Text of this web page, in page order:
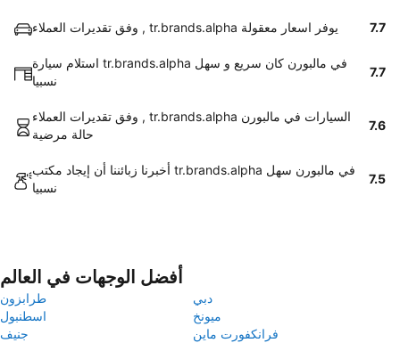
وفق تقديرات العملاء , tr.brands.alpha يوفر اسعار معقولة 7.7
استلام سيارة tr.brands.alpha في مالبورن كان سريع و سهل
نسبيا
7.7
وفق تقديرات العملاء , tr.brands.alpha السيارات في مالبورن
حالة مرضية
7.6
أخبرنا زبائننا أن إيجاد مكتب tr.brands.alpha في مالبورن سهل
نسبيا
7.5
أفضل الوجهات في العالم
طرابزون
دبي
اسطنبول
ميونخ
جنيف
فرانكفورت ماين